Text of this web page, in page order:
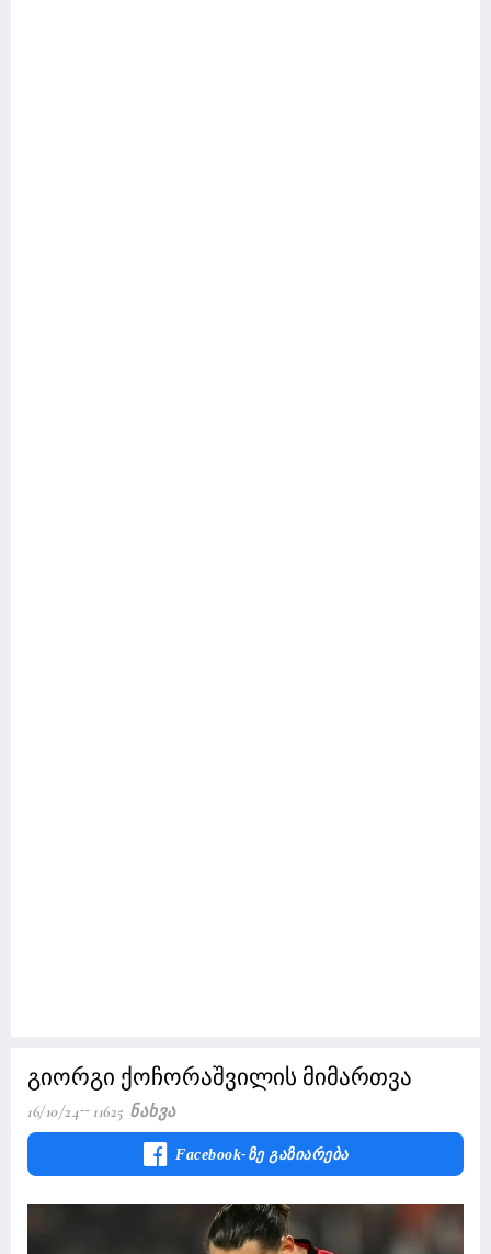
გიორგი ქოჩორაშვილის მიმართვა
16/10/24 11625 Ნახვა
Facebook-Ზე Გაზიარება